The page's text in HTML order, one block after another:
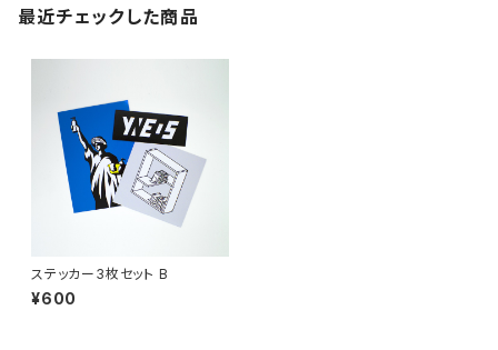
最近チェックした商品
ステッカー3枚セット B
¥600